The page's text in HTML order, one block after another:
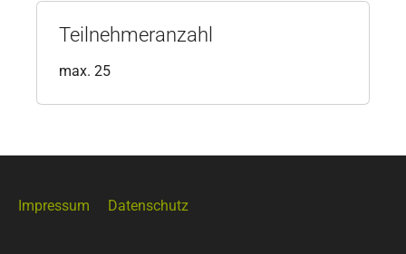
Teilnehmeranzahl
max. 25
Impressum Datenschutz